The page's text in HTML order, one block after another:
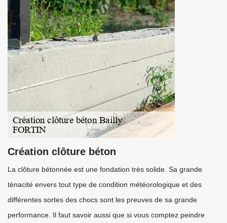
Création clôture béton
La clôture bétonnée est une fondation très solide. Sa grande
ténacité envers tout type de condition météorologique et des
différentes sortes des chocs sont les preuves de sa grande
performance. Il faut savoir aussi que si vous comptez peindre